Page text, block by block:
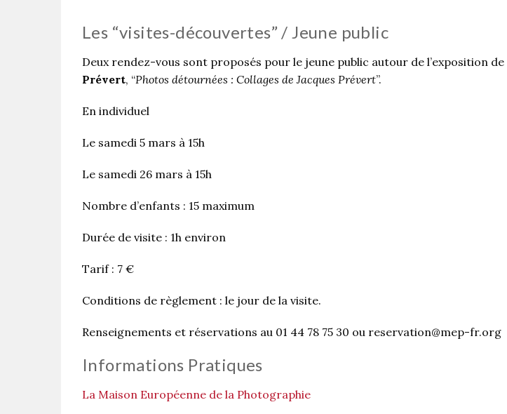
Les “visites-découvertes” / Jeune public
Deux rendez-vous sont proposés pour le jeune public autour de l’exposition de
Prévert, “Photos détournées : Collages de Jacques Prévert”.
En individuel
Le samedi 5 mars à 15h
Le samedi 26 mars à 15h
Nombre d’enfants : 15 maximum
Durée de visite : 1h environ
Tarif : 7 €
Conditions de règlement : le jour de la visite.
Renseignements et réservations au 01 44 78 75 30 ou reservation@mep-fr.org
Informations Pratiques
La Maison Européenne de la Photographie